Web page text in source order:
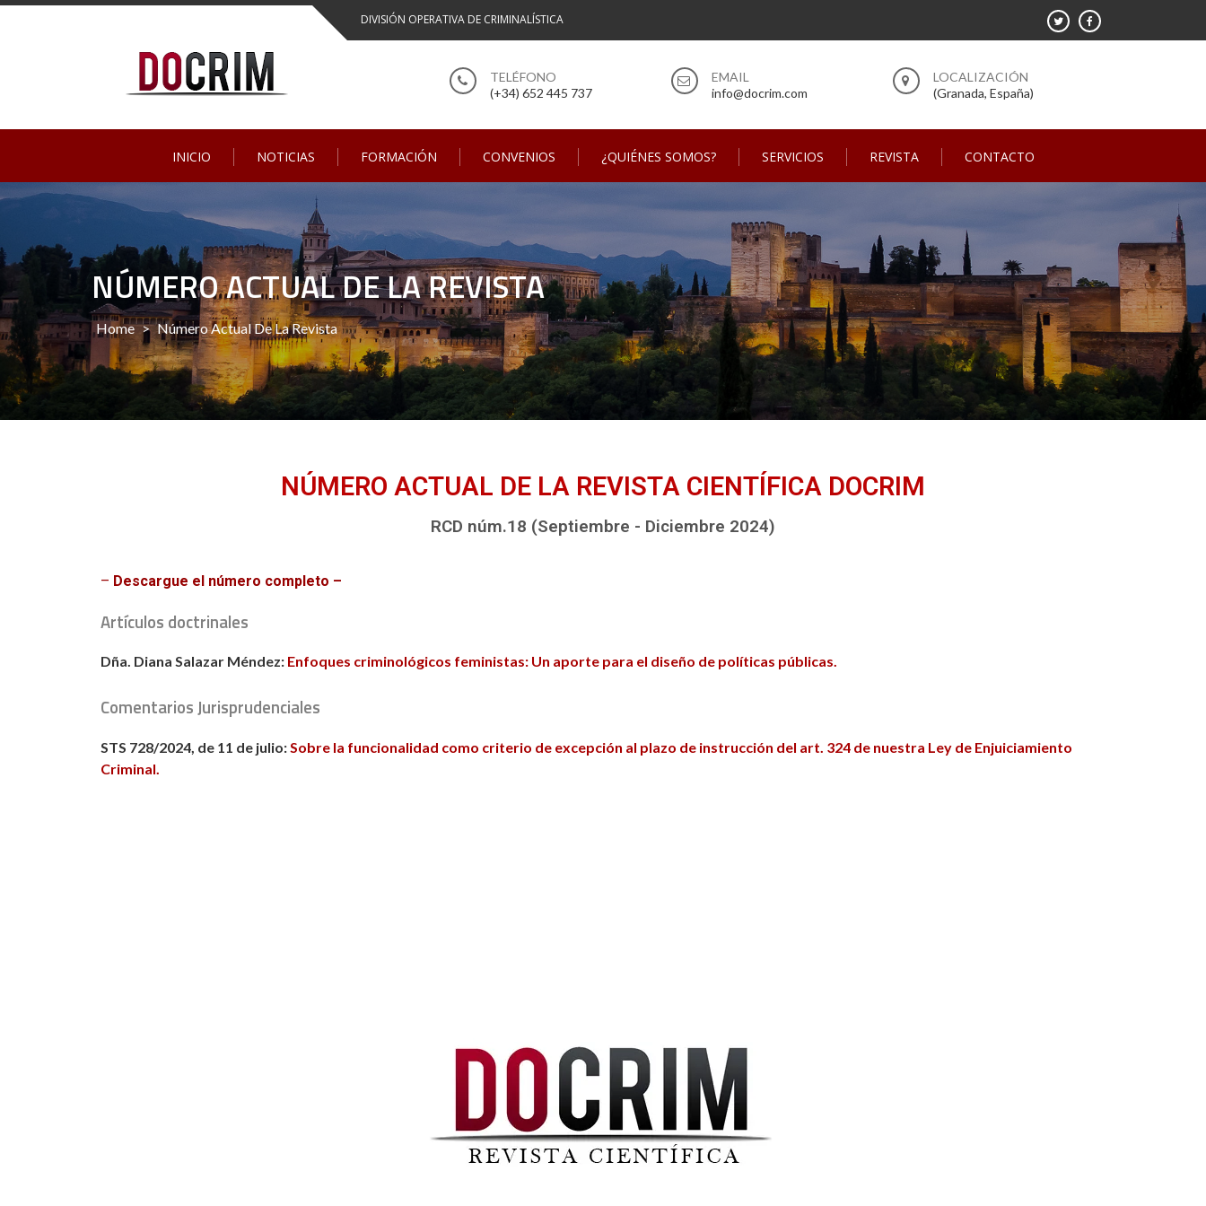
DIVISIÓN OPERATIVA DE CRIMINALÍSTICA
(+34) 652 445 737 info@docrim.com (Granada, España)
INICIO NOTICIAS FORMACIÓN CONVENIOS ¿QUIÉNES SOMOS? SERVICIOS REVISTA CONTACTO
NÚMERO ACTUAL DE LA REVISTA
Home > Número Actual De La Revista
NÚMERO ACTUAL DE LA REVISTA CIENTÍFICA DOCRIM
RCD núm.18 (Septiembre - Diciembre 2024)
– Descargue el número completo –
Artículos doctrinales
Dña. Diana Salazar Méndez: Enfoques criminológicos feministas: Un aporte para el diseño de políticas públicas.
Comentarios Jurisprudenciales
STS 728/2024, de 11 de julio:Sobre la funcionalidad como criterio de excepción al plazo de instrucción del art. 324 de nuestra Ley de Enjuiciamiento
Criminal.